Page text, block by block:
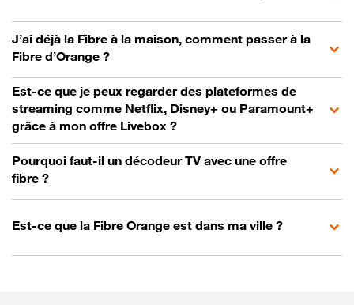
J’ai déjà la Fibre à la maison, comment passer à la
Fibre d’Orange ?
Est-ce que je peux regarder des plateformes de
streaming comme Netflix, Disney+ ou Paramount+
grâce à mon offre Livebox ?
Pourquoi faut-il un décodeur TV avec une offre
fibre ?
Est-ce que la Fibre Orange est dans ma ville ?